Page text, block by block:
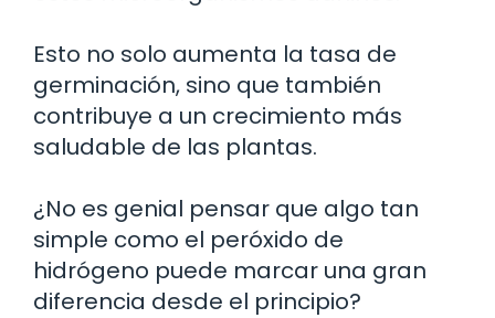
Esto no solo aumenta la tasa de
germinación, sino que también
contribuye a un crecimiento más
saludable de las plantas.
¿No es genial pensar que algo tan
simple como el peróxido de
hidrógeno puede marcar una gran
diferencia desde el principio?